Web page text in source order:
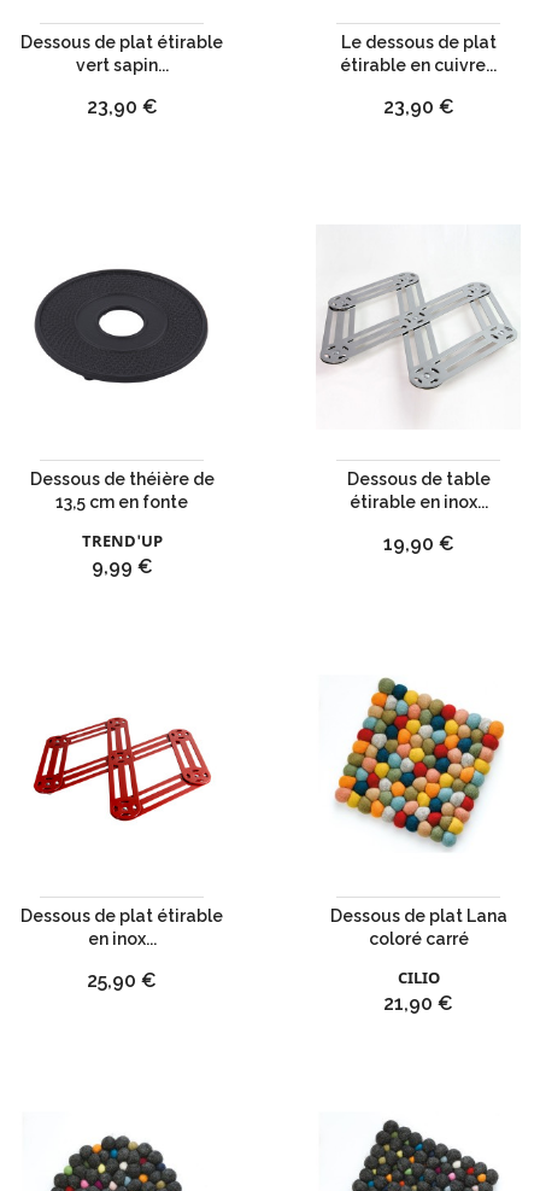
Dessous de plat étirable
vert sapin...
Prix
23,90 €
Le dessous de plat
étirable en cuivre...
Prix
23,90 €
Dessous de théière de
13,5 cm en fonte
TREND'UP
Prix
9,99 €
Dessous de table
étirable en inox...
Prix
19,90 €
Dessous de plat étirable
en inox...
Prix
25,90 €
Dessous de plat Lana
coloré carré
CILIO
Prix
21,90 €